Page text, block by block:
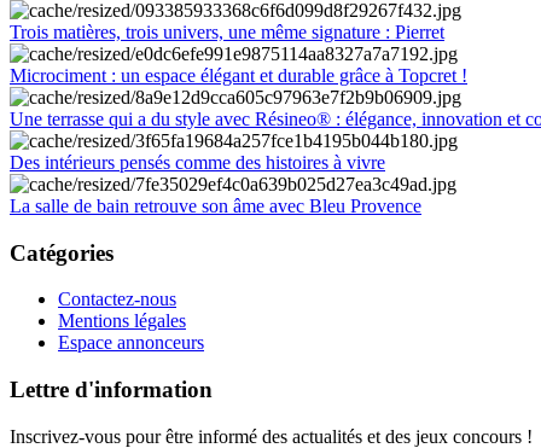
Trois matières, trois univers, une même signature : Pierret
Microciment : un espace élégant et durable grâce à Topcret !
Une terrasse qui a du style avec Résineo® : élégance, innovation et
Des intérieurs pensés comme des histoires à vivre
La salle de bain retrouve son âme avec Bleu Provence
Catégories
Contactez-nous
Mentions légales
Espace annonceurs
Lettre d'information
Inscrivez-vous pour être informé des actualités et des jeux concours !